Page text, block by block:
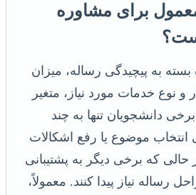
برای مشاوره
به پیچیدگی رساله، میزان
نوع خدمات مورد نیاز، متغیر
دانشجویان تنها به چند
موضوع یا رفع اشکالات
حالی که برخی دیگر به پشتیبانی
رساله نیاز پیدا کنند. معمولاً،